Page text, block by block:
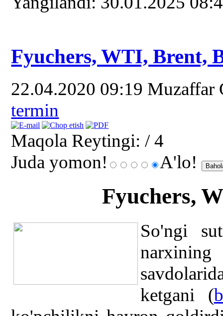
Fyuchers, WTI, Brent,
22.04.2020 09:19 Muzaffar
termin
Maqola Reytingi: / 4
Juda yomon!
A'lo!
Fyuchers,
So'ngi
ketgani (